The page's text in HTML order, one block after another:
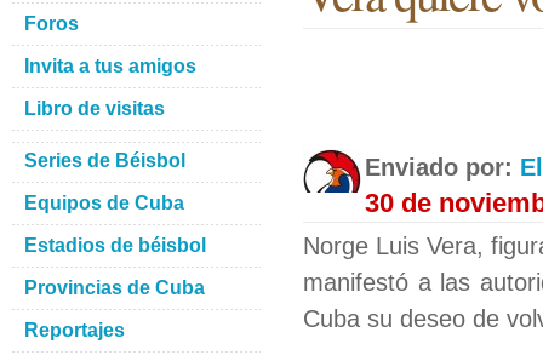
Enviado por:
30 de
Norge Luis Vera,
manifestó a las
Cuba su deseo de
Foros
Invita a tus amigos
Libro de visitas
Series de Béisbol
Equipos de Cuba
Estadios de béisbol
Provincias de Cuba
Reportajes